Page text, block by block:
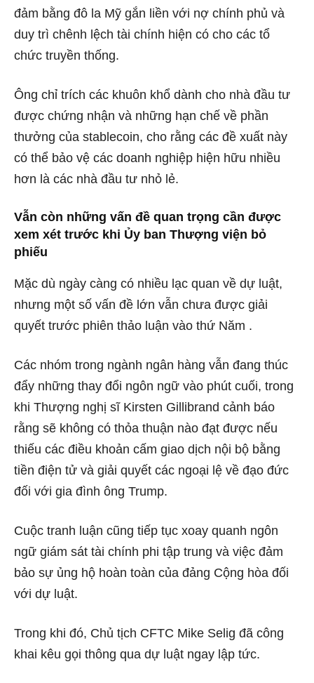
đảm bằng đô la Mỹ gắn liền với nợ chính phủ và
duy trì chênh lệch tài chính hiện có cho các tổ
chức truyền thống.
Ông chỉ trích các khuôn khổ dành cho nhà đầu tư
được chứng nhận và những hạn chế về phần
thưởng của stablecoin, cho rằng các đề xuất này
có thể bảo vệ các doanh nghiệp hiện hữu nhiều
hơn là các nhà đầu tư nhỏ lẻ.
Vẫn còn những vấn đề quan trọng cần được
xem xét trước khi Ủy ban Thượng viện bỏ
phiếu
Mặc dù ngày càng có nhiều lạc quan về dự luật,
nhưng một số vấn đề lớn vẫn chưa được giải
quyết trước phiên thảo luận vào thứ Năm .
Các nhóm trong ngành ngân hàng vẫn đang thúc
đẩy những thay đổi ngôn ngữ vào phút cuối, trong
khi Thượng nghị sĩ Kirsten Gillibrand cảnh báo
rằng sẽ không có thỏa thuận nào đạt được nếu
thiếu các điều khoản cấm giao dịch nội bộ bằng
tiền điện tử và giải quyết các ngoại lệ về đạo đức
đối với gia đình ông Trump.
Cuộc tranh luận cũng tiếp tục xoay quanh ngôn
ngữ giám sát tài chính phi tập trung và việc đảm
bảo sự ủng hộ hoàn toàn của đảng Cộng hòa đối
với dự luật.
Trong khi đó, Chủ tịch CFTC Mike Selig đã công
khai kêu gọi thông qua dự luật ngay lập tức.